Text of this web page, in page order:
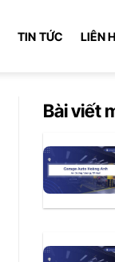
TIN TỨC LIÊN
Bài viết